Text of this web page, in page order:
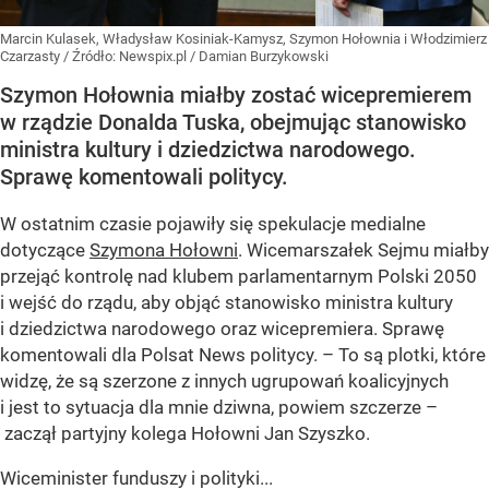
Marcin Kulasek, Władysław Kosiniak-Kamysz, Szymon Hołownia i Włodzimierz
Czarzasty / Źródło: Newspix.pl / Damian Burzykowski
Szymon Hołownia miałby zostać wicepremierem
w rządzie Donalda Tuska, obejmując stanowisko
ministra kultury i dziedzictwa narodowego.
Sprawę komentowali politycy.
W ostatnim czasie pojawiły się spekulacje medialne
dotyczące Szymona Hołowni. Wicemarszałek Sejmu miałby
przejąć kontrolę nad klubem parlamentarnym Polski 2050
i wejść do rządu, aby objąć stanowisko ministra kultury
i dziedzictwa narodowego oraz wicepremiera. Sprawę
komentowali dla Polsat News politycy. – To są plotki, które
widzę, że są szerzone z innych ugrupowań koalicyjnych
i jest to sytuacja dla mnie dziwna, powiem szczerze –
zaczął partyjny kolega Hołowni Jan Szyszko.
Wiceminister funduszy i polityki...